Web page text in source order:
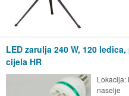
LED zarulja 240 W, 120
cijela HR
Lokacija:
naselje